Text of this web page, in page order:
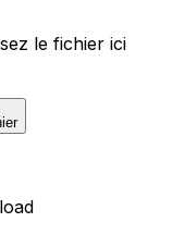
le fichier ici